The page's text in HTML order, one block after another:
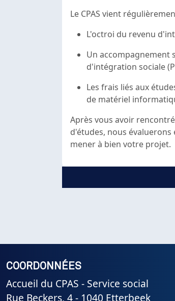
Le CPAS vient
L'octroi du revenu
Un accompagnement
d'intégration sociale
Les frais liés aux
de matériel
Après vous avoir
d'études, nous
mener à bien votre projet.
COORDONNÉES
Accueil du CPAS - Service social
Rue Beckers, 4 - 1040 Etterbeek